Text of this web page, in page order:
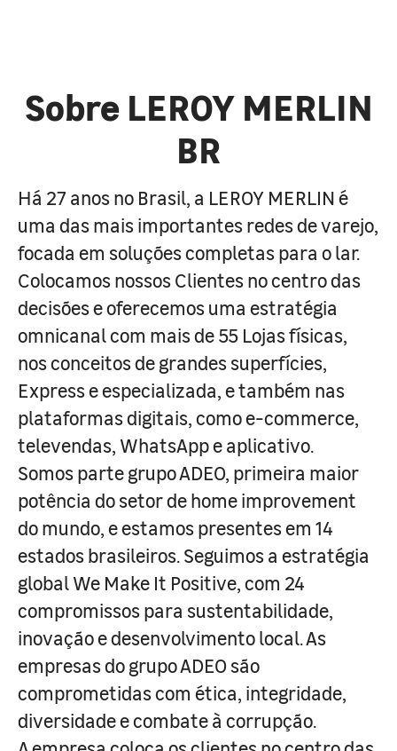
Sobre LEROY MERLIN
BR
Há 27 anos no Brasil, a LEROY MERLIN é
uma das mais importantes redes de varejo,
focada em soluções completas para o lar.
Colocamos nossos Clientes no centro das
decisões e oferecemos uma estratégia
omnicanal com mais de 55 Lojas físicas,
nos conceitos de grandes superfícies,
Express e especializada, e também nas
plataformas digitais, como e-commerce,
televendas, WhatsApp e aplicativo.
Somos parte grupo ADEO, primeira maior
potência do setor de home improvement
do mundo, e estamos presentes em 14
estados brasileiros. Seguimos a estratégia
global We Make It Positive, com 24
compromissos para sustentabilidade,
inovação e desenvolvimento local. As
empresas do grupo ADEO são
comprometidas com ética, integridade,
diversidade e combate à corrupção.